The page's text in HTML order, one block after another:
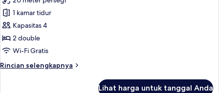
Kamar
Keluarga,
kamar
mandi
1 kamar tidur
Kapasitas 4
2 double
Wi-Fi Gratis
Rincian selengkapnya
Rincian
Lihat harga untuk tanggal Anda